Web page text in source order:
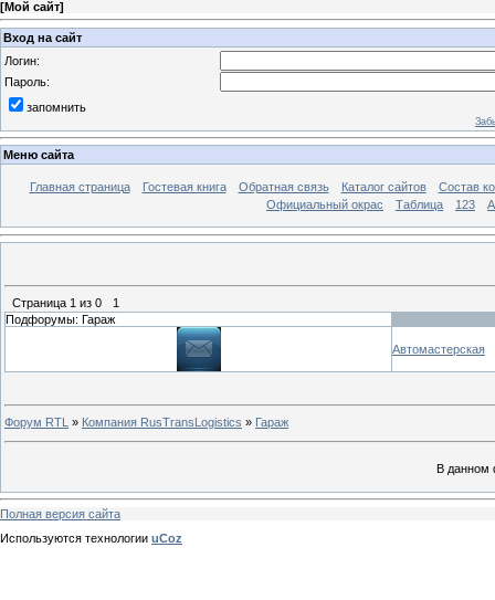
[Мой сайт]
Вход на сайт
Логин:
Пароль:
запомнить
Меню сайта
Главная страница Гостевая книга Обратная связь Каталог сайтов
Состав
Официальный окрас
Таблица 123
Страница 1 из 0
1
Подфорумы: Гараж
Автомастерская
Форум RTL » Компания RusTransLogistics » Гараж
В данном
Полная версия сайта
Используются технологии uCoz